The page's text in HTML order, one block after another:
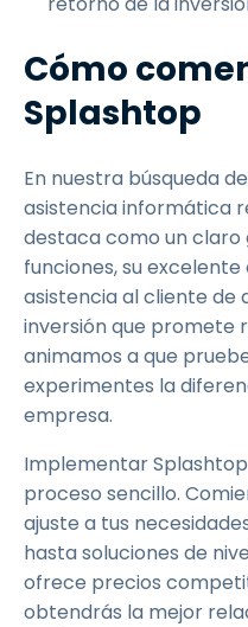
Cómo
Splashtop
En nuestra búsqueda
asistencia informática
destaca como un claro
funciones, su
asistencia al cliente de
inversión que promete
animamos a que
experimentes la
empresa.
Implementar
proceso sencillo.
ajuste a tus
hasta soluciones de
ofrece precios
obtendrás la mejor